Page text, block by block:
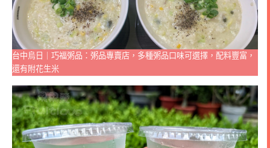
台中烏日｜巧福粥品：粥品專賣店，多種粥品口味可選擇，配料豐富，
還有附花生米